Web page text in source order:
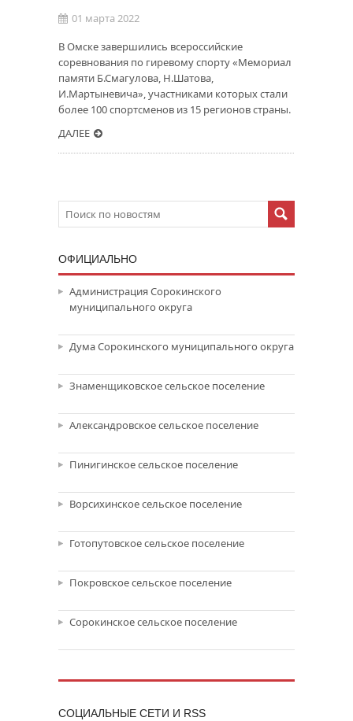
01 марта 2022
В Омске завершились всероссийские
соревнования по гиревому спорту «Мемориал
памяти Б.Смагулова, Н.Шатова,
И.Мартыневича», участниками которых стали
более 100 спортсменов из 15 регионов страны.
ДАЛЕЕ
ОФИЦИАЛЬНО
Администрация Сорокинского
муниципального округа
Дума Сорокинского муниципального округа
Знаменщиковское сельское поселение
Александровское сельское поселение
Пинигинское сельское поселение
Ворсихинское сельское поселение
Готопутовское сельское поселение
Покровское сельское поселение
Сорокинское сельское поселение
CОЦИАЛЬНЫЕ СЕТИ И RSS